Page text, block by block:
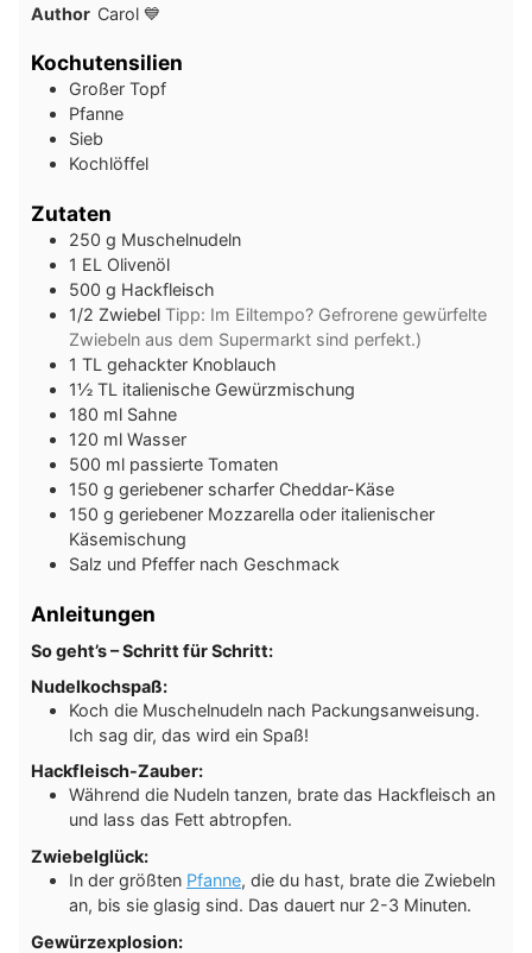
Author Carol 💙
Kochutensilien
Großer Topf
Pfanne
Sieb
Kochlöffel
Zutaten
250 g Muschelnudeln
1 EL Olivenöl
500 g Hackfleisch
1/2 Zwiebel Tipp: Im Eiltempo? Gefrorene gewürfelte
Zwiebeln aus dem Supermarkt sind perfekt.)
1 TL gehackter Knoblauch
1½ TL italienische Gewürzmischung
180 ml Sahne
120 ml Wasser
500 ml passierte Tomaten
150 g geriebener scharfer Cheddar-Käse
150 g geriebener Mozzarella oder italienischer
Käsemischung
Salz und Pfeffer nach Geschmack
Anleitungen
So geht’s – Schritt für Schritt:
Nudelkochspaß:
Koch die Muschelnudeln nach Packungsanweisung.
Ich sag dir, das wird ein Spaß!
Hackfleisch-Zauber:
Während die Nudeln tanzen, brate das Hackfleisch an
und lass das Fett abtropfen.
Zwiebelglück:
In der größten Pfanne, die du hast, brate die Zwiebeln
an, bis sie glasig sind. Das dauert nur 2-3 Minuten.
Gewürzexplosion: